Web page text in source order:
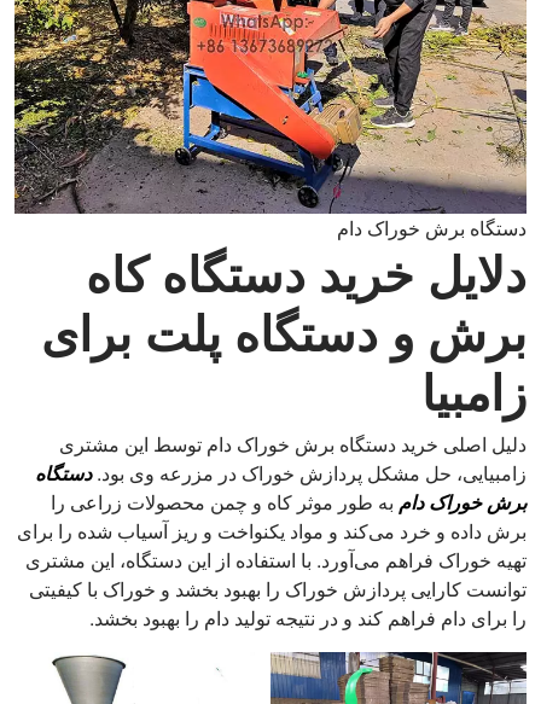
دستگاه برش خوراک دام
دلایل خرید دستگاه کاه
برش و دستگاه پلت برای
زامبیا
دلیل اصلی خرید دستگاه برش خوراک دام توسط این مشتری
زامبیایی، حل مشکل پردازش خوراک در مزرعه وی بود.دستگاه
برش خوراک دام به طور موثر کاه و چمن محصولات زراعی را
برش داده و خرد می‌کند و مواد یکنواخت و ریز آسیاب شده را برای
تهیه خوراک فراهم می‌آورد. با استفاده از این دستگاه، این مشتری
توانست کارایی پردازش خوراک را بهبود بخشد و خوراک با کیفیتی
را برای دام فراهم کند و در نتیجه تولید دام را بهبود بخشد.